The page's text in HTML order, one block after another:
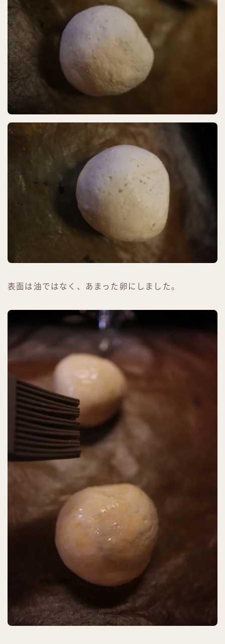
表面は油ではなく、あまった卵にしました。